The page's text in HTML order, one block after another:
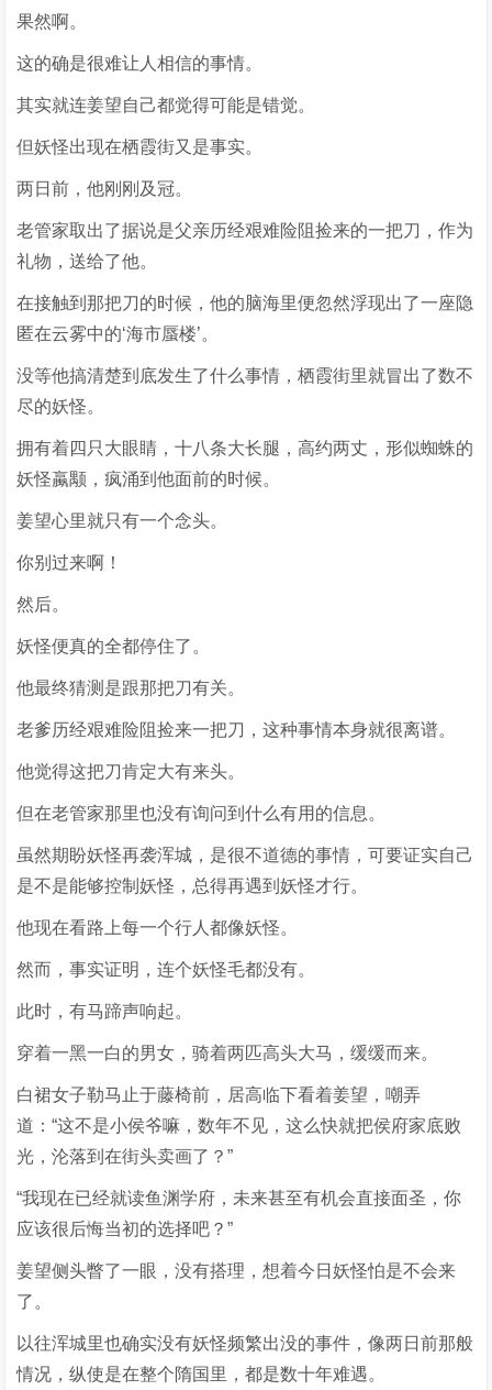
果然啊。
这的确是很难让人相信的事情。
其实就连姜望自己都觉得可能是错觉。
但妖怪出现在栖霞街又是事实。
两日前，他刚刚及冠。
老管家取出了据说是父亲历经艰难险阻捡来的一把刀，作为
礼物，送给了他。
在接触到那把刀的时候，他的脑海里便忽然浮现出了一座隐
匿在云雾中的‘海市蜃楼’。
没等他搞清楚到底发生了什么事情，栖霞街里就冒出了数不
尽的妖怪。
拥有着四只大眼睛，十八条大长腿，高约两丈，形似蜘蛛的
妖怪蠃颙，疯涌到他面前的时候。
姜望心里就只有一个念头。
你别过来啊！
然后。
妖怪便真的全都停住了。
他最终猜测是跟那把刀有关。
老爹历经艰难险阻捡来一把刀，这种事情本身就很离谱。
他觉得这把刀肯定大有来头。
但在老管家那里也没有询问到什么有用的信息。
虽然期盼妖怪再袭浑城，是很不道德的事情，可要证实自己
是不是能够控制妖怪，总得再遇到妖怪才行。
他现在看路上每一个行人都像妖怪。
然而，事实证明，连个妖怪毛都没有。
此时，有马蹄声响起。
穿着一黑一白的男女，骑着两匹高头大马，缓缓而来。
白裙女子勒马止于藤椅前，居高临下看着姜望，嘲弄
道：“这不是小侯爷嘛，数年不见，这么快就把侯府家底败
光，沦落到在街头卖画了？”
“我现在已经就读鱼渊学府，未来甚至有机会直接面圣，你
应该很后悔当初的选择吧？”
姜望侧头瞥了一眼，没有搭理，想着今日妖怪怕是不会来
了。
以往浑城里也确实没有妖怪频繁出没的事件，像两日前那般
情况，纵使是在整个隋国里，都是数十年难遇。